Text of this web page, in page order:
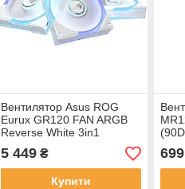
Вентилятор Asus ROG
Eurux GR120 FAN ARGB
Reverse White 3in1
(90DA00K3-B09020)
5 449₴
Купити
699